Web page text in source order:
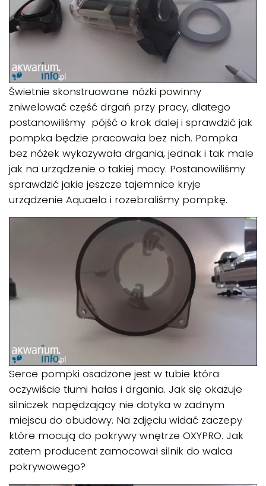
Świetnie skonstruowane nóżki powinny
zniwelować część drgań przy pracy, dlatego
postanowiliśmy pójść o krok dalej i sprawdzić jak
pompka będzie pracowała bez nich. Pompka
bez nóżek wykazywała drgania, jednak i tak male
jak na urządzenie o takiej mocy. Postanowiliśmy
sprawdzić jakie jeszcze tajemnice kryje
urządzenie Aquaela i rozebraliśmy pompkę.
Serce pompki osadzone jest w tubie która
oczywiście tłumi hałas i drgania. Jak się okazuje
silniczek napędzający nie dotyka w żadnym
miejscu do obudowy. Na zdjęciu widać zaczepy
które mocują do pokrywy wnętrze OXYPRO. Jak
zatem producent zamocował silnik do walca
pokrywowego?